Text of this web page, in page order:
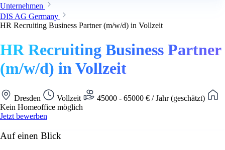
Unternehmen
DIS AG Germany
HR Recruiting Business Partner (m/w/d) in Vollzeit
HR Recruiting Business Partner
(m/w/d) in Vollzeit
Dresden Vollzeit
45000 - 65000 € / Jahr (geschätzt)
Kein Homeoffice möglich
Jetzt bewerben
Auf einen Blick